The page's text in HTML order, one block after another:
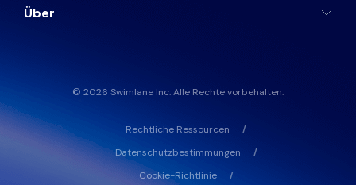
© 2026 Swimlane Inc. Alle Rechte vorbehalten.
Rechtliche Ressourcen
Datenschutzbestimmungen
Cookie-Richtlinie
Über